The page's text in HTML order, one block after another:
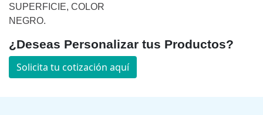
SUPERFICIE, COLOR
NEGRO.
¿Deseas Personalizar tus Productos?
Solicita tu cotización aquí